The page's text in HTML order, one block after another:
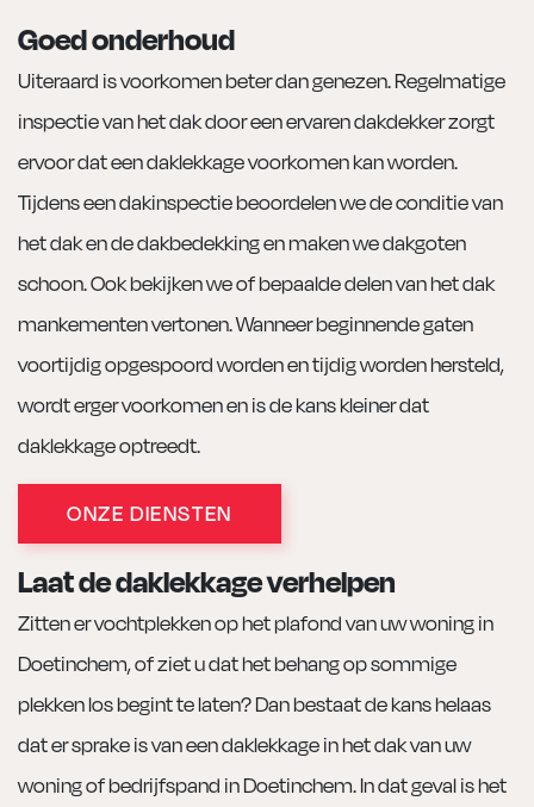
Goed onderhoud
Uiteraard is voorkomen beter dan genezen. Regelmatige
inspectie van het dak door een ervaren dakdekker zorgt
ervoor dat een daklekkage voorkomen kan worden.
Tijdens een dakinspectie beoordelen we de conditie van
het dak en de dakbedekking en maken we dakgoten
schoon. Ook bekijken we of bepaalde delen van het dak
mankementen vertonen. Wanneer beginnende gaten
voortijdig opgespoord worden en tijdig worden hersteld,
wordt erger voorkomen en is de kans kleiner dat
daklekkage optreedt.
ONZE DIENSTEN
Laat de daklekkage verhelpen
Zitten er vochtplekken op het plafond van uw woning in
Doetinchem, of ziet u dat het behang op sommige
plekken los begint te laten? Dan bestaat de kans helaas
dat er sprake is van een daklekkage in het dak van uw
woning of bedrijfspand in Doetinchem. In dat geval is het